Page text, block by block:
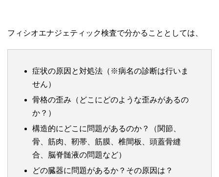
フィシオエナジェティック検査で分かることとしては、
症状の原因と対処法（※病名の診断は行いま
せん）
骨格の歪み（どこにどのような歪みがあるの
か？）
構造的にどこに問題があるのか？（関節、
骨、筋肉、靭帯、筋膜、椎間板、頭蓋骨縫
合、脳脊髄液の問題など）
どの臓器に問題があるか？その原因は？